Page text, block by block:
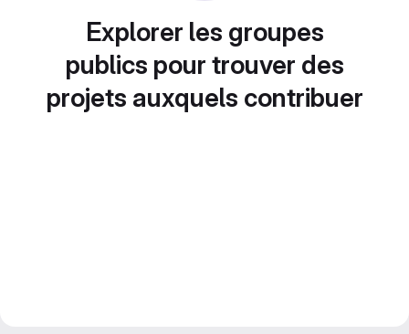
Explorer les groupes
publics pour trouver des
projets auxquels contribuer